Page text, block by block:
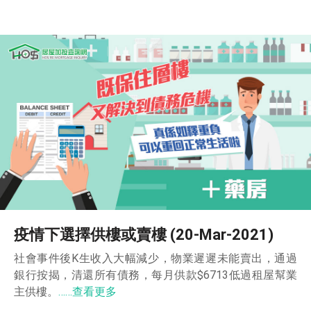
疫情下選擇供樓或賣樓 (20-Mar-2021)
社會事件後K生收入大幅減少，物業遲遲未能賣出，通過
銀行按揭，清還所有債務，每月供款$6713低過租屋幫業
主供樓。 ……查看更多